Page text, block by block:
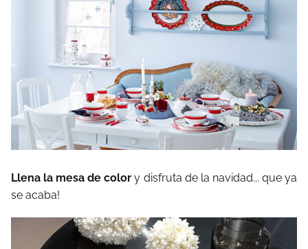
Llena la mesa de color y disfruta de la navidad... que ya
se acaba!